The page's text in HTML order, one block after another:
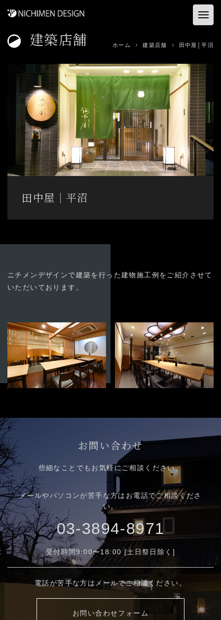
ホーム
お客様の声
建築店舗
コンサル&プロデュース
資料ダウンロード
事業内容
会社概要
受付時間9:00〜18:00 [土日祭日除く]
よくある質問 お問い合わせ
建築店舗 ホーム 建築店舗 田中屋│平沼
田中屋│平沼
ニチメンデザインで建築を行った建物施工例をご紹介させて
いただいております。
お問い合わせ
些細なことでもお気軽にご相談ください。
メールやパソコンが苦手な方はお電話でご相談くださ
い。
03-3894-8971
受付時間9:00〜18:00 [土日祭日除く]
電話が苦手な方はメールでご相談ください。
お問い合わせフォーム